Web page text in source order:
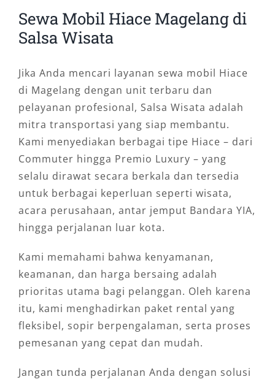
Sewa Mobil Hiace Magelang di
Salsa Wisata
Jika Anda mencari layanan sewa mobil Hiace
di Magelang dengan unit terbaru dan
pelayanan profesional, Salsa Wisata adalah
mitra transportasi yang siap membantu.
Kami menyediakan berbagai tipe Hiace – dari
Commuter hingga Premio Luxury – yang
selalu dirawat secara berkala dan tersedia
untuk berbagai keperluan seperti wisata,
acara perusahaan, antar jemput Bandara YIA,
hingga perjalanan luar kota.
Kami memahami bahwa kenyamanan,
keamanan, dan harga bersaing adalah
prioritas utama bagi pelanggan. Oleh karena
itu, kami menghadirkan paket rental yang
fleksibel, sopir berpengalaman, serta proses
pemesanan yang cepat dan mudah.
Jangan tunda perjalanan Anda dengan solusi